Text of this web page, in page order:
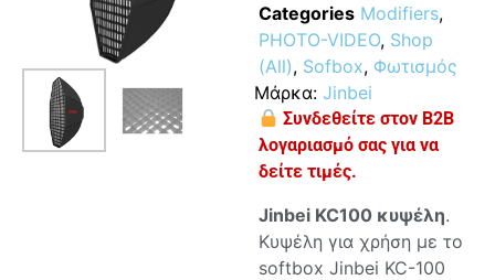
Categories Modifiers,
PHOTO-VIDEO, Shop
(All), Sofbox, Φωτισμός
Μάρκα: Jinbei
Συνδεθείτε στον B2B
λογαριασμό σας για να
δείτε τιμές.
Jinbei KC100 κυψέλη.
Κυψέλη για χρήση με το
softbox Jinbei KC-100